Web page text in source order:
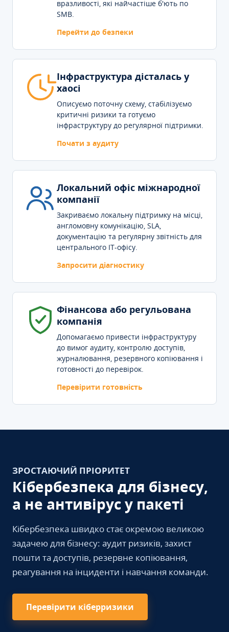
вразливості, які найчастіше б'ють по
SMB.
Перейти до безпеки
Інфраструктура дісталась у
хаосі
Описуємо поточну схему, стабілізуємо
критичні ризики та готуємо
інфраструктуру до регулярної підтримки.
Почати з аудиту
Локальний офіс міжнародної
компанії
Закриваємо локальну підтримку на місці,
англомовну комунікацію, SLA,
документацію та регулярну звітність для
центрального IT-офісу.
Запросити діагностику
Фінансова або регульована
компанія
Допомагаємо привести інфраструктуру
до вимог аудиту, контролю доступів,
журналювання, резервного копіювання і
готовності до перевірок.
Перевірити готовність
ЗРОСТАЮЧИЙ ПРІОРИТЕТ
Кібербезпека для бізнесу,
а не антивірус у пакеті
Кібербезпека швидко стає окремою великою
задачею для бізнесу: аудит ризиків, захист
пошти та доступів, резервне копіювання,
реагування на інциденти і навчання команди.
Перевірити кіберризики